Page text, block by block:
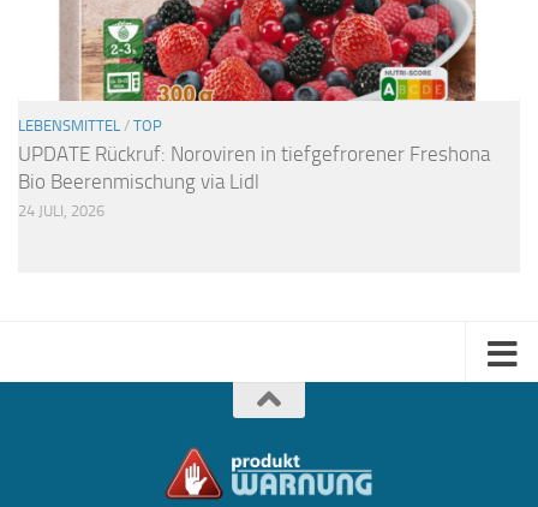
LEBENSMITTEL / TOP
UPDATE Rückruf: Noroviren in tiefgefrorener Freshona
Bio Beerenmischung via Lidl
24 JULI, 2026